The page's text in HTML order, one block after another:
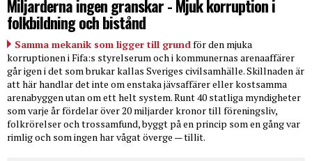
Miljarderna ingen granskar - Mjuk korruption i
folkbildning och bistånd
Samma mekanik som ligger till grundför den mjuka
korruptionen i Fifa:s styrelserum och i kommunernas arenaaffärer
går igen i det som brukar kallas Sveriges civilsamhälle. Skillnaden är
att här handlar det inte om enstaka jävsaffärer eller kostsamma
arenabyggen utan om ett helt system. Runt 40 statliga myndigheter
som varje år fördelar över 20 miljarder kronor till föreningsliv,
folkrörelser och trossamfund, byggt på en princip som en gång var
rimlig och som ingen har vågat överge — tillit.